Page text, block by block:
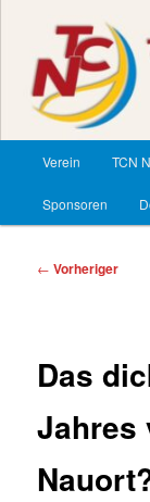
springen
Verein TCN
Sponsoren
Beitragsnavigation
← Vorheriger
Das
Jahres